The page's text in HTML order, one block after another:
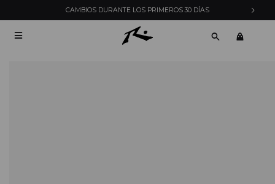
CAMBIOS DURANTE LOS PRIMEROS 30 DÍAS
